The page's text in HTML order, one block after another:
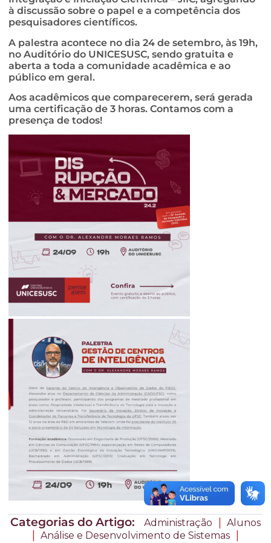
à discussão sobre o papel e a competência dos
pesquisadores científicos.
A palestra acontece no dia 24 de setembro, às 19h,
no Auditório do UNICESUSC, sendo gratuita e
aberta a toda a comunidade acadêmica e ao
público em geral.
Aos acadêmicos que comparecerem, será gerada
uma certificação de 3 horas. Contamos com a
presença de todos!
Categorias do Artigo: Administração | Alunos
| Análise e Desenvolvimento de Sistemas |